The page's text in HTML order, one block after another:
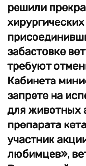
решили
забастовке
требуют
Кабинета
запрете на
для животных
препарата
участник
любимцев»,